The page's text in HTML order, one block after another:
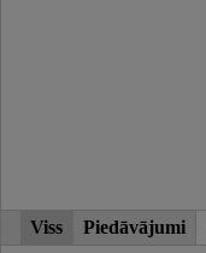
Viss Piedāvājumi